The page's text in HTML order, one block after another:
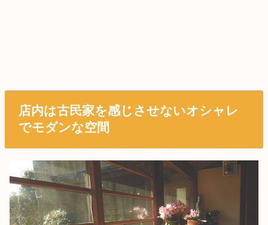
店内は古民家を感じさせないオシャレ
でモダンな空間